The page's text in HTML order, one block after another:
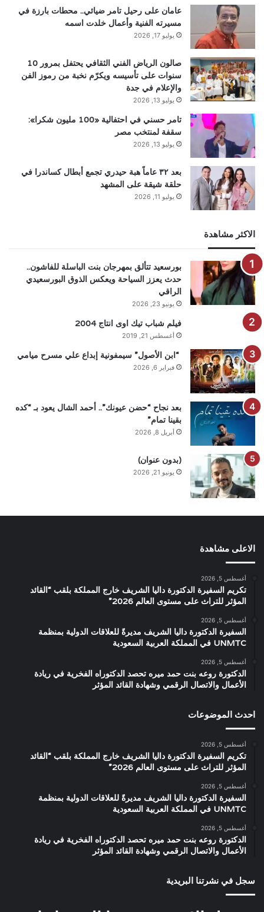
عامان على رحيل تامر ضيائي.. محطات بارزة في
مسيرته الفنية وأعمال خلدت اسمه
يوليو 17, 2026
صالون الرياض الفني الثقافي يحتفل بمرور 10
سنوات على تأسيسه ويكرّم نخبة من رموز الفن
والإعلام في جدة
يوليو 13, 2026
تامر حسني في احتفالية «100 مليون شكرا»:
سقفة لمنتخب مصر
يوليو 13, 2026
بعد ٣٢ عاماً هبة حيدري تجمع أبطال كساندرا في
حلقة شيقة على المشهد
يوليو 11, 2026
الاكثر مشاهدة
بورسعيد تتألق بمهرجان بنت الباسلة للفاشون..
حدث يعزز السياحة ويعكس الذوق البورسعيدي
الراقي
يونيو 23, 2026
فيلم شباب تيك اوى انتاج 2004
أغسطس 21, 2019
“ابن الأصول” سيمفونية إبداع علي مسرح ميامي
فبراير 6, 2026
بعد نجاح “حضن عيونك”.. أحمد الشال يعود بـ “كده
بقينا تمام”
أبريل 8, 2026
(بدون عنوان)
يونيو 21, 2026
الاعلى مشاهدة
أغسطس 5, 2026
تكريم السفيرة الدكتورة داليا الشريف خارج المملكة بلقب “القائد
المؤثر للتراث على مستوى العالم 2026”
أغسطس 5, 2026
السفيرة الدكتورة داليا الشريف مديرةً للعلاقات الدولية بمنظمة
UNMTC في المملكة العربية السعودية
أغسطس 5, 2026
الدكتورة روعه بنت حمد ميره تحصد الدكتوراه الفخرية في ريادة
الأعمال والاتصال الرقمي وشهادة القائد المؤثر
احدث الموضوعات
أغسطس 5, 2026
تكريم السفيرة الدكتورة داليا الشريف خارج المملكة بلقب “القائد
المؤثر للتراث على مستوى العالم 2026”
أغسطس 5, 2026
السفيرة الدكتورة داليا الشريف مديرةً للعلاقات الدولية بمنظمة
UNMTC في المملكة العربية السعودية
أغسطس 5, 2026
الدكتورة روعه بنت حمد ميره تحصد الدكتوراه الفخرية في ريادة
الأعمال والاتصال الرقمي وشهادة القائد المؤثر
سجل في نشرتنا البريدية